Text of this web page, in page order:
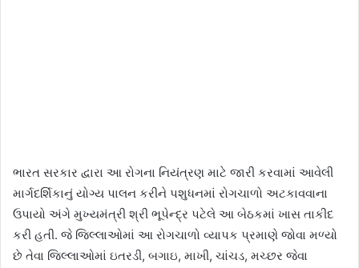
ભારત સરકાર દ્વારા આ રોગના નિયંત્રણ માટે જારી કરવામાં આવેલી
માર્ગદર્શિકાનું યોગ્ય પાલન કરીને પશુધનમાં રોગચાળો અટકાવવાના
ઉપાયો અંગે મુખ્યમંત્રી શ્રી ભૂપેન્દ્ર પટેલે આ બેઠકમાં ખાસ તાકીદ
કરી હતી. જે જિલ્લાઓમાં આ રોગચાળો વ્યાપક પ્રમાણે જોવા મળ્યો
છે તેવા જિલ્લાઓમાં ઇતરડી, બગાઇ, માખી, ચાંચડ, મચ્છર જેવા